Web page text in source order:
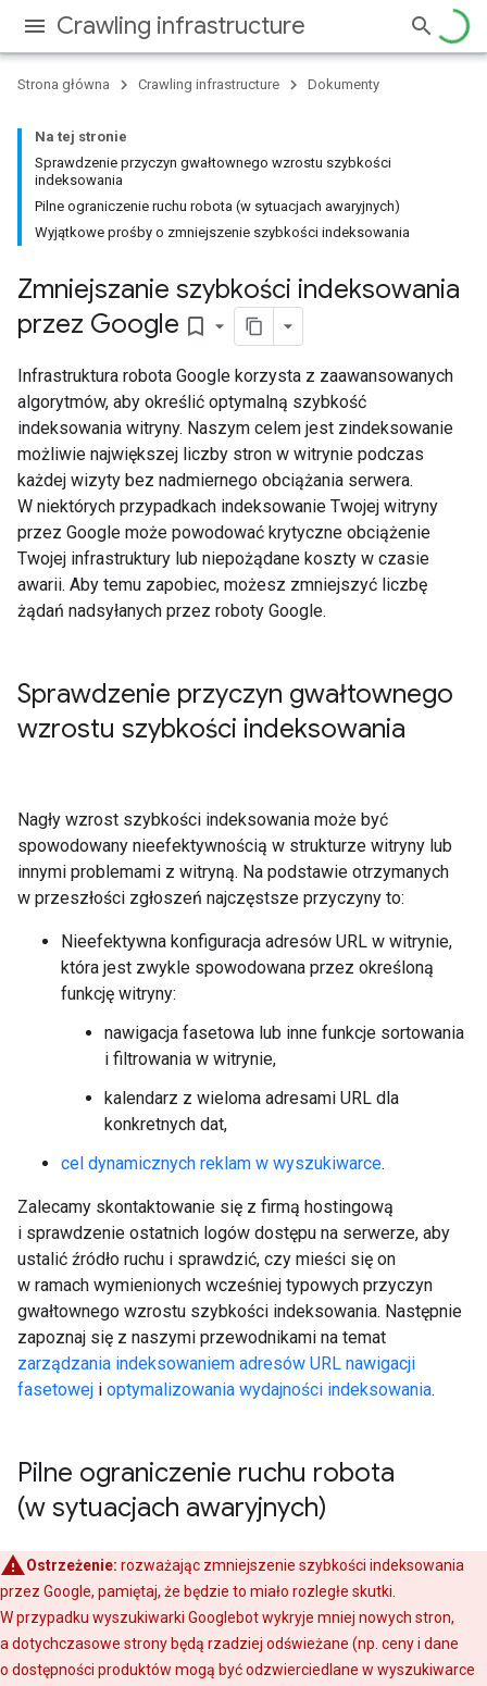
Crawling infrastructure
Strona główna Crawling infrastructure Dokumenty
Na tej stronie
Sprawdzenie przyczyn gwałtownego wzrostu szybkości
indeksowania
Pilne ograniczenie ruchu robota (w sytuacjach awaryjnych)
Wyjątkowe prośby o zmniejszenie szybkości indeksowania
Zmniejszanie szybkości indeksowania
przez Google bookmark_border
Infrastruktura robota Google korzysta z zaawansowanych
algorytmów, aby określić optymalną szybkość
indeksowania witryny. Naszym celem jest zindeksowanie
możliwie największej liczby stron w witrynie podczas
każdej wizyty bez nadmiernego obciążania serwera.
W niektórych przypadkach indeksowanie Twojej witryny
przez Google może powodować krytyczne obciążenie
Twojej infrastruktury lub niepożądane koszty w czasie
awarii. Aby temu zapobiec, możesz zmniejszyć liczbę
żądań nadsyłanych przez roboty Google.
Sprawdzenie przyczyn gwałtownego
wzrostu szybkości indeksowania
Nagły wzrost szybkości indeksowania może być
spowodowany nieefektywnością w strukturze witryny lub
innymi problemami z witryną. Na podstawie otrzymanych
w przeszłości zgłoszeń najczęstsze przyczyny to:
Nieefektywna konfiguracja adresów URL w witrynie,
która jest zwykle spowodowana przez określoną
funkcję witryny:
nawigacja fasetowa lub inne funkcje sortowania
i filtrowania w witrynie,
kalendarz z wieloma adresami URL dla
konkretnych dat,
cel dynamicznych reklam w wyszukiwarce.
Zalecamy skontaktowanie się z firmą hostingową
i sprawdzenie ostatnich logów dostępu na serwerze, aby
ustalić źródło ruchu i sprawdzić, czy mieści się on
w ramach wymienionych wcześniej typowych przyczyn
gwałtownego wzrostu szybkości indeksowania. Następnie
zapoznaj się z naszymi przewodnikami na temat
zarządzania indeksowaniem adresów URL nawigacji
fasetowej i optymalizowania wydajności indeksowania.
Pilne ograniczenie ruchu robota
(w sytuacjach awaryjnych)
Ostrzeżenie: rozważając zmniejszenie szybkości indeksowania
przez Google, pamiętaj, że będzie to miało rozległe skutki.
W przypadku wyszukiwarki Googlebot wykryje mniej nowych stron,
a dotychczasowe strony będą rzadziej odświeżane (np. ceny i dane
o dostępności produktów mogą być odzwierciedlane w wyszukiwarce